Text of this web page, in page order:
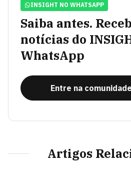
INSIGHT NO WHATSAPP
Saiba antes.
notícias do
WhatsApp
Entre na
Artigos